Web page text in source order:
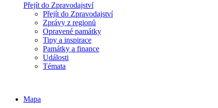
Přejít do Zpravodajství
Přejít do Zpravodajství
Zprávy z regionů
Opravené památky
Tipy a inspirace
Památky a finance
Události
Témata
Mapa